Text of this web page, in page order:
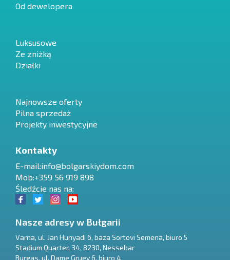
Od dewelopera
Luksusowe
Ze zniżką
Działki
Najnowsze oferty
Pilna sprzedaż
Projekty inwestycyjne
Kontakty
E-mail:info@bolgarskiydom.com
Mob:+359 56 919 898
Śledźcie nas na:
Nasze adresy w Bułgarii
Varna, ul. Jan Hunyadi 6, baza Sortovi Semena, biuro 5
Stadium Quarter, 34, 8230, Nessebar
Burgas, ul. Dame Gruev 6, biuro 4